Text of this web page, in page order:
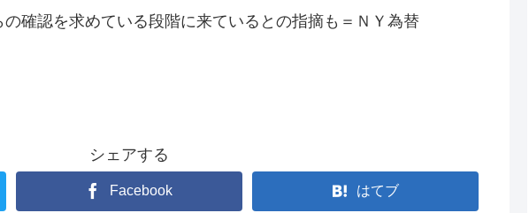
確認を求めている段階に来ているとの指摘も＝ＮＹ為替
シェアする
Facebook はてブ